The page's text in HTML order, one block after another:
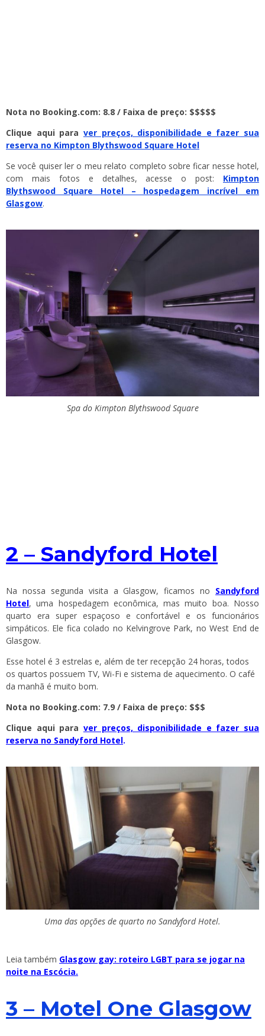
Nota no Booking.com: 8.8 / Faixa de preço: $$$$$
Clique aqui para ver preços, disponibilidade e fazer sua
reserva no Kimpton Blythswood Square Hotel
Se você quiser ler o meu relato completo sobre ficar nesse hotel,
com mais fotos e detalhes, acesse o post: Kimpton
Blythswood Square Hotel – hospedagem incrível em
Glasgow.
Spa do Kimpton Blythswood Square
2 – Sandyford Hotel
Na nossa segunda visita a Glasgow, ficamos no Sandyford
Hotel, uma hospedagem econômica, mas muito boa. Nosso
quarto era super espaçoso e confortável e os funcionários
simpáticos. Ele fica colado no Kelvingrove Park, no West End de
Glasgow.
Esse hotel é 3 estrelas e, além de ter recepção 24 horas, todos
os quartos possuem TV, Wi-Fi e sistema de aquecimento. O café
da manhã é muito bom.
Nota no Booking.com: 7.9 / Faixa de preço: $$$
Clique aqui para ver preços, disponibilidade e fazer sua
reserva no Sandyford Hotel.
Uma das opções de quarto no Sandyford Hotel.
Leia também Glasgow gay: roteiro LGBT para se jogar na
noite na Escócia.
3 – Motel One Glasgow